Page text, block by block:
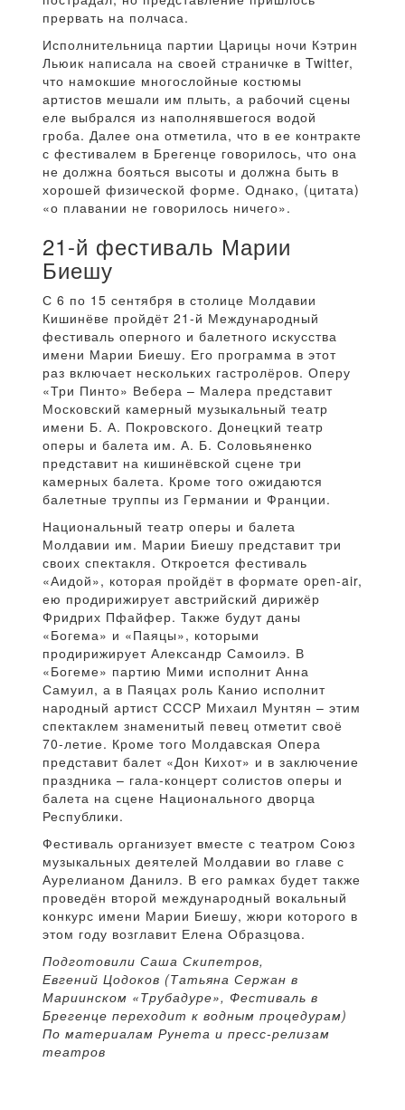
прервать на полчаса.
Исполнительница партии Царицы ночи Кэтрин
Льюик написала на своей страничке в Twitter,
что намокшие многослойные костюмы
артистов мешали им плыть, а рабочий сцены
еле выбрался из наполнявшегося водой
гроба. Далее она отметила, что в ее контракте
с фестивалем в Брегенце говорилось, что она
не должна бояться высоты и должна быть в
хорошей физической форме. Однако, (цитата)
«о плавании не говорилось ничего».
21-й фестиваль Марии
Биешу
С 6 по 15 сентября в столице Молдавии
Кишинёве пройдёт 21-й Международный
фестиваль оперного и балетного искусства
имени Марии Биешу. Его программа в этот
раз включает нескольких гастролёров. Оперу
«Три Пинто» Вебера – Малера представит
Московский камерный музыкальный театр
имени Б. А. Покровского. Донецкий театр
оперы и балета им. А. Б. Соловьяненко
представит на кишинёвской сцене три
камерных балета. Кроме того ожидаются
балетные труппы из Германии и Франции.
Национальный театр оперы и балета
Молдавии им. Марии Биешу представит три
своих спектакля. Откроется фестиваль
«Аидой», которая пройдёт в формате open-air,
ею продирижирует австрийский дирижёр
Фридрих Пфайфер. Также будут даны
«Богема» и «Паяцы», которыми
продирижирует Александр Самоилэ. В
«Богеме» партию Мими исполнит Анна
Самуил, а в Паяцах роль Канио исполнит
народный артист СССР Михаил Мунтян – этим
спектаклем знаменитый певец отметит своё
70-летие. Кроме того Молдавская Опера
представит балет «Дон Кихот» и в заключение
праздника – гала-концерт солистов оперы и
балета на сцене Национального дворца
Республики.
Фестиваль организует вместе с театром Союз
музыкальных деятелей Молдавии во главе с
Аурелианом Данилэ. В его рамках будет также
проведён второй международный вокальный
конкурс имени Марии Биешу, жюри которого в
этом году возглавит Елена Образцова.
Подготовили Саша Скипетров,
Евгений Цодоков (Татьяна Сержан в
Мариинском «Трубадуре», Фестиваль в
Брегенце переходит к водным процедурам)
По материалам Рунета и пресс-релизам
театров